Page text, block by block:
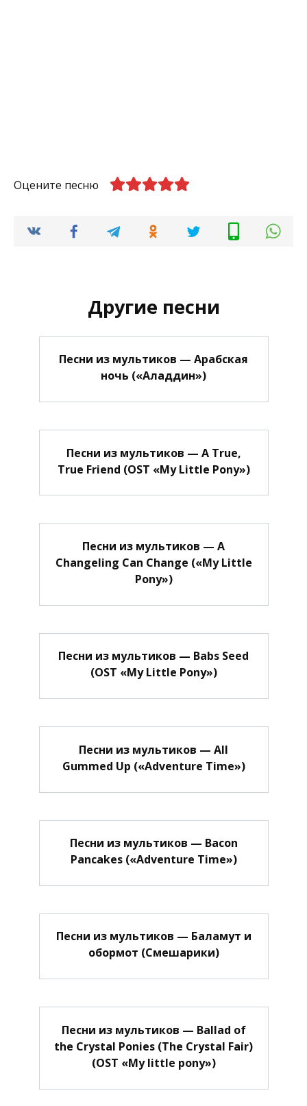
Оцените песню
Другие песни
Песни из мультиков — Арабская
ночь («Аладдин»)
Песни из мультиков — A True,
True Friend (OST «My Little Pony»)
Песни из мультиков — A
Changeling Can Change («My Little
Pony»)
Песни из мультиков — Babs Seed
(OST «My Little Pony»)
Песни из мультиков — All
Gummed Up («Adventure Time»)
Песни из мультиков — Bacon
Pancakes («Adventure Time»)
Песни из мультиков — Баламут и
обормот (Смешарики)
Песни из мультиков — Ballad of
the Crystal Ponies (The Crystal Fair)
(OST «My little pony»)